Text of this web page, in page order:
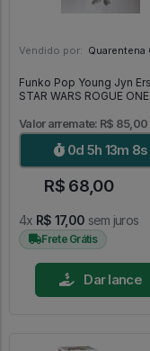
Vendido por: Quarentena Geek
Funko Pop Young Jyn
Valor arremate: R$ 85,00
0d 5h 13m 7s
R$ 68,00
4x R$ 17,00 sem juros
Frete Grátis
Dar lance